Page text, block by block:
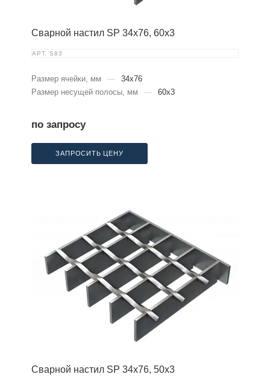
Сварной настил SP 34х76, 60х3
АРТ. S83
Размер ячейки, мм —
34x76
Размер несущей полосы, мм
— 60x3
по запросу
ЗАПРОСИТЬ ЦЕНУ
Сварной настил SP 34х76, 50х3